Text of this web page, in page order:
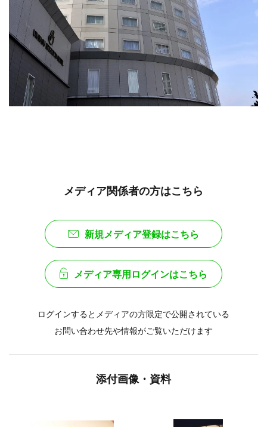
メディア関係者の方はこちら
新規メディア登録はこちら
メディア専用ログインはこちら
ログインするとメディアの方限定で公開されている
お問い合わせ先や情報がご覧いただけます
添付画像・資料